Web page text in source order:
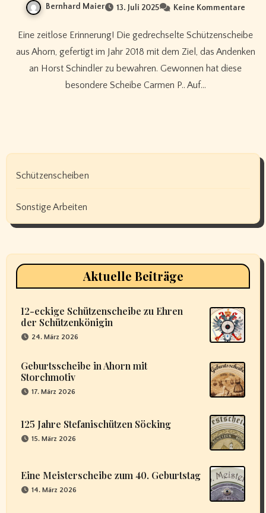
Bernhard Maier 13. Juli 2025 Keine Kommentare
Eine zeitlose Erinnerung! Die gedrechselte Schützenscheibe
aus Ahorn, gefertigt im Jahr 2018 mit dem Ziel, das Andenken
an Horst Schindler zu bewahren. Gewonnen hat diese
besondere Scheibe Carmen P.. Auf…
Schützenscheiben
Sonstige Arbeiten
Aktuelle Beiträge
12-eckige Schützenscheibe zu Ehren
der Schützenkönigin
24. März 2026
Geburtsscheibe in Ahorn mit
Storchmotiv
17. März 2026
125 Jahre Stefanischützen Söcking
15. März 2026
Eine Meisterscheibe zum 40. Geburtstag
14. März 2026